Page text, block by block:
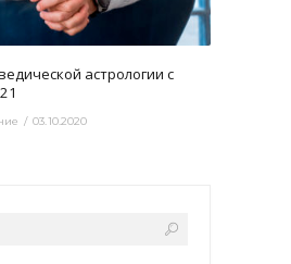
астрологии с
03.10.2020